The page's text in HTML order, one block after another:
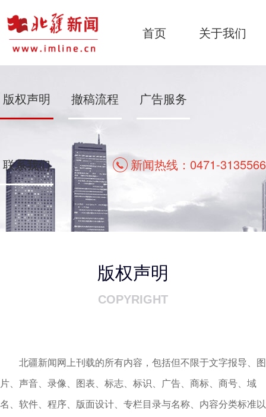
首页 关于我们
版权声明 撤稿流程 广告服务
联系我们 新闻热线：0471-3135566
版权声明
COPYRIGHT
北疆新闻网上刊载的所有内容，包括但不限于文字报导、图
片、声音、录像、图表、标志、标识、广告、商标、商号、域
名、软件、程序、版面设计、专栏目录与名称、内容分类标准以